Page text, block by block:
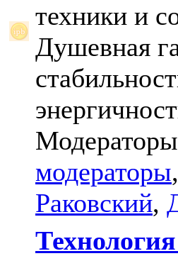
техники и
Душевная
модераторы,
Раковский,